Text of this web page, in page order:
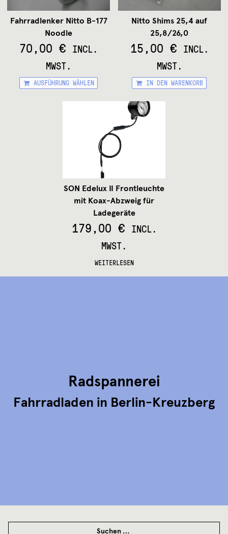
Fahrradlenker Nitto B-177
Noodle
70,00€ INCL.
MWST.
AUSFÜHRUNG WÄHLEN
Produkt
mehrere
Varianten
auf.
Die
Optionen
können
Produktseite
gewählt
werden
Nitto Shims 25,4 auf
25,8/26,0
15,00 € INCL.
MWST.
IN DEN WARENKORB
SON Edelux II Frontleuchte
mit Koax-Abzweig für
Ladegeräte
179,00 € INCL.
MWST.
WEITERLESEN
Radspannerei
Fahrradladen in Berlin-Kreuzberg